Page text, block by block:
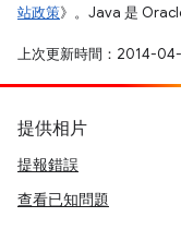
站政策》。Java 是
上次更新時間：2014-04-
提供相片
提報錯誤
查看已知問題